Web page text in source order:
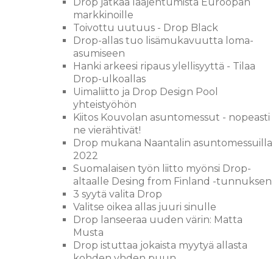
markkinoille
Toivottu uutuus - Drop Black
Drop-allas tuo lisämukavuutta loma-
asumiseen
Hanki arkeesi ripaus ylellisyyttä - Tilaa
Drop-ulkoallas
Uimaliitto ja Drop Design Pool
yhteistyöhön
Kiitos Kouvolan asuntomessut - nopeasti
ne vierähtivät!
Drop mukana Naantalin asuntomessuilla
2022
Suomalaisen työn liitto myönsi Drop-
altaalle Desing from Finland -tunnuksen
3 syytä valita Drop
Valitse oikea allas juuri sinulle
Drop lanseeraa uuden värin: Matta
Musta
Drop istuttaa jokaista myytyä allasta